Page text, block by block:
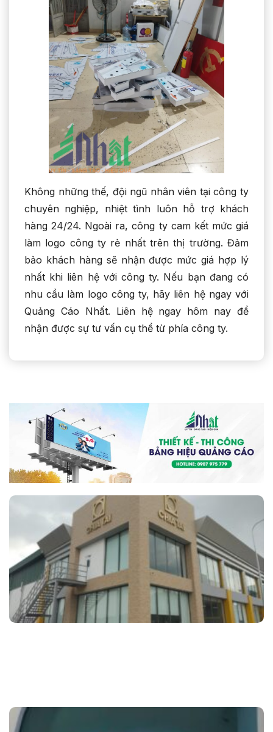
Không những thế, đội ngũ nhân viên tại công ty
chuyên nghiệp, nhiệt tình luôn hỗ trợ khách
hàng 24/24. Ngoài ra, công ty cam kết mức giá
làm logo công ty rẻ nhất trên thị trường. Đảm
bảo khách hàng sẽ nhận được mức giá hợp lý
nhất khi liên hệ với công ty. Nếu bạn đang có
nhu cầu làm logo công ty, hãy liên hệ ngay với
Quảng Cáo Nhất. Liên hệ ngay hôm nay để
nhận được sự tư vấn cụ thể từ phía công ty.